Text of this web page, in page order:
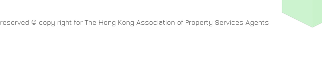
© copy right for The Hong Kong Association of Property Services Agents